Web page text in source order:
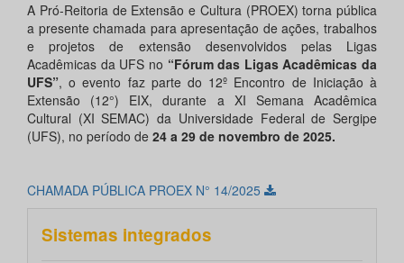
A Pró-Reitoria de Extensão e Cultura (PROEX) torna pública
a presente chamada para apresentação de ações, trabalhos
e projetos de extensão desenvolvidos pelas Ligas
Acadêmicas da UFS no “Fórum das Ligas Acadêmicas da
UFS”, o evento faz parte do 12º Encontro de Iniciação à
Extensão (12°) EIX, durante a XI Semana Acadêmica
Cultural (XI SEMAC) da Universidade Federal de Sergipe
(UFS), no período de 24 a 29 de novembro de 2025.
CHAMADA PÚBLICA PROEX N° 14/2025
Sistemas integrados